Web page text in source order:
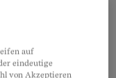
und vom
auf
eindeutige
von Akzeptieren